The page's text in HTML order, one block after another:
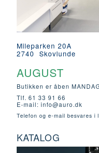
Mileparken 20A
2740 Skovlunde
AUGUST
Butikken er åben
Tlf. 61 33 91 66
E-mail: info@auro.dk
Telefon og e-mail besvares i
KATALOG